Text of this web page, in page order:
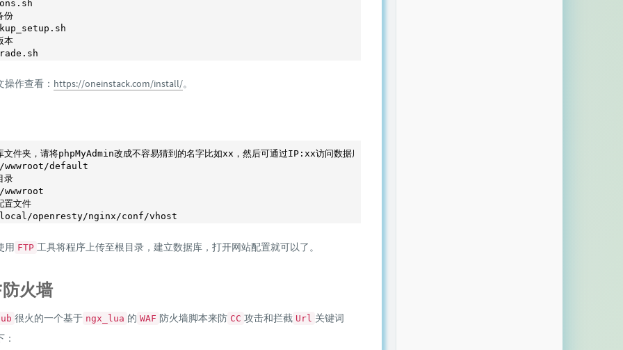
份
本
作查看： https://oneinstack.com/install/。
文件夹，请将phpMyAdmin改成不容易猜到的名字比如xx，然后可通过IP:xx访问数据库
录
置文件
用 FTP 工具将程序上传至根目录，建立数据库，打开网站配置就可以了。
火墙
很火的一个基于 ngx_lua 的 WAF 防火墙脚本来防 CC 攻击和拦截 Url 关键词